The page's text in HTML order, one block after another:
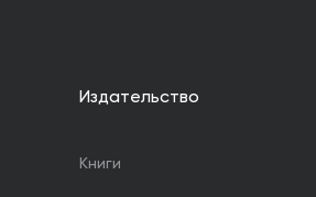
Издательство
Книги